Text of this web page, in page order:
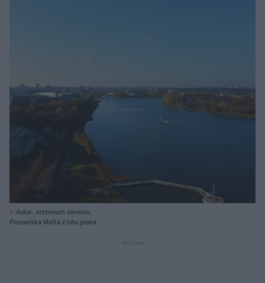
Autor: Archiwum serwisu
Poznańska Malta z lotu ptaka